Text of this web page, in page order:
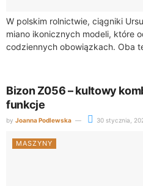
W polskim rolnictwie, ciągniki
miano ikonicznych modeli, które
codziennych obowiązkach. Oba
Bizon Z056 – kultowy
funkcje
by Joanna Podlewska 30 stycznia,
MASZYNY